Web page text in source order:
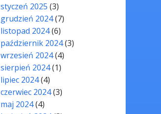
styczeń 2025 (3)
grudzień 2024(7)
listopad 2024(6)
październik 2024(3)
wrzesień 2024(4)
sierpień 2024(1)
lipiec 2024(4)
czerwiec 2024(3)
maj 2024(4)